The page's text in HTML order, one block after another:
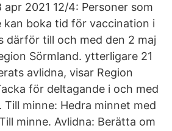
2021 12/4: Personer som
kan boka tid för vaccination i
därför till och med den 2 maj
Sörmland. ytterligare 21
avlidna, visar Region
för deltagande i och med
minne: Hedra minnet med
minne. Avlidna: Berätta om